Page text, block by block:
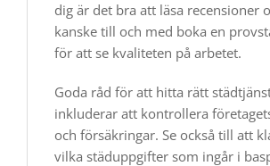
dig är det bra att läsa recensioner
kanske till och med boka en
för att se kvaliteten på arbetet.
Goda råd för att hitta rätt
inkluderar att kontrollera
och försäkringar. Se också till att
vilka städuppgifter som ingår i